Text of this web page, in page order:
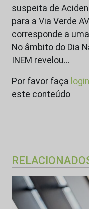
suspeita de
para a Via Verde
corresponde a
No âmbito do Dia
INEM revelou…
Por favor faça login
este conteúdo